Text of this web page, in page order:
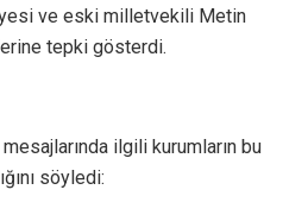
ve eski milletvekili Metin
tepki gösterdi.
ilgili kurumların bu
söyledi: